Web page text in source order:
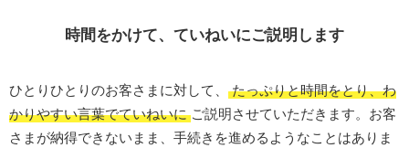
時間をかけて、ていねいにご説明します
ひとりひとりのお客さまに対して、
たっぷりと時間をとり、わ
かりやすい言葉でていねいにご説明させていただきます。お客
さまが納得できないまま、手続きを進めるようなことはありま